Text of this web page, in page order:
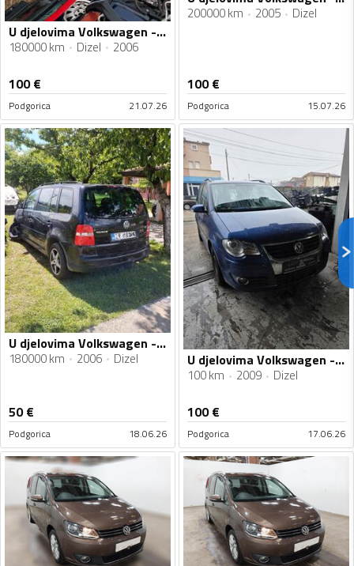
U djelovima Volkswagen - Touran 2.0 TDI
180000 km Dizel 2006
100€
Podgorica 21.07.26
200000 km 2005 Dizel
100€
Podgorica 15.07.26
U djelovima Volkswagen - Touran 1.9 TDI
180000 km 2006 Dizel
50€
Podgorica 18.06.26
U djelovima Volkswagen - Touran 1.9, 2.0 tdi BLS,BMM automatik u manual
100 km 2009 Dizel
100€
Podgorica 17.06.26